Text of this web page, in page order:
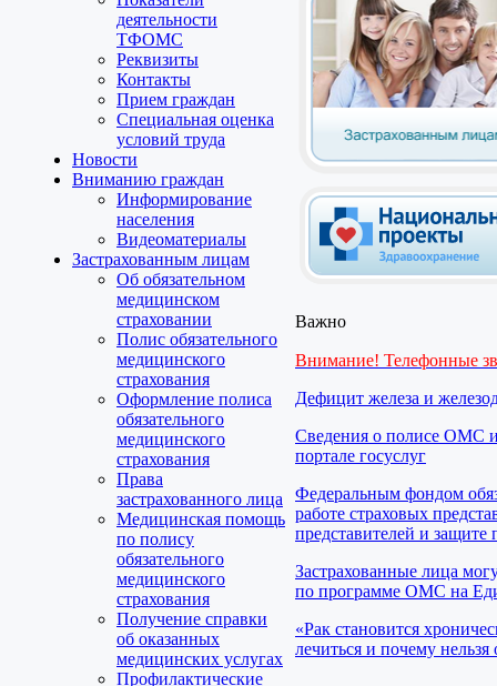
деятельности
ТФОМС
Реквизиты
Контакты
Прием граждан
Специальная оценка
условий труда
Новости
Вниманию граждан
Информирование
населения
Видеоматериалы
Застрахованным лицам
Об обязательном
медицинском
страховании
Полис обязательного
медицинского
страхования
Оформление полиса
обязательного
медицинского
страхования
Права
застрахованного лица
Медицинская помощь
по полису
обязательного
медицинского
страхования
Получение справки
об оказанных
медицинских услугах
Профилактические
Важно
Внимание! Телефонные
Дефицит железа и
Сведения о полисе ОМС
портале госуслуг
Федеральным фондом
работе страховых
представителей и защите
Застрахованные лица
по программе ОМС на
«Рак становится
лечиться и почему нельзя